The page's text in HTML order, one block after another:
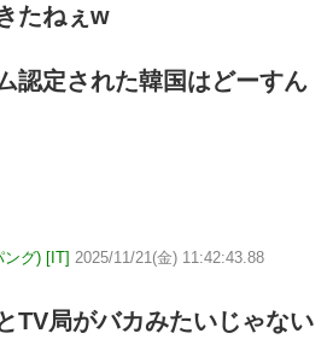
たねぇw
認定された韓国はどーすん
ング) [IT] 2025/11/21(金) 11:42:43.88
TV局がバカみたいじゃない